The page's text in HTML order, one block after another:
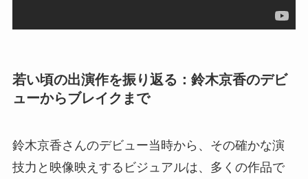
若い頃の出演作を振り返る：鈴木京香のデビ
ューからブレイクまで
鈴木京香さんのデビュー当時から、その確かな演
技力と映像映えするビジュアルは、多くの作品で